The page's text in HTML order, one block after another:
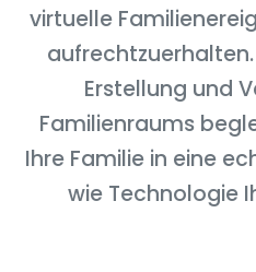
virtuelle
Erstellung und
Familienraums
Ihre Familie in eine
wie Technologie